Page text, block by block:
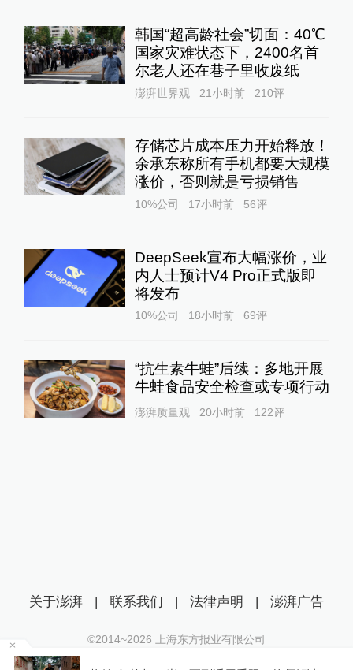
韩国“超高龄社会”切面：40℃
国家灾难状态下，2400名首
尔老人还在巷子里收废纸
澎湃世界观 21小时前 210评
存储芯片成本压力开始释放！
余承东称所有手机都要大规模
涨价，否则就是亏损销售
10%公司 17小时前 56评
DeepSeek宣布大幅涨价，业
内人士预计V4 Pro正式版即
将发布
10%公司 18小时前 69评
“抗生素牛蛙”后续：多地开展
牛蛙食品安全检查或专项行动
澎湃质量观 20小时前 122评
关于澎湃 | 联系我们 | 法律声明 | 澎湃广告
©2014~2026 上海东方报业有限公司
沪ICP证：沪B2-20170116 | 沪ICP备14003370号